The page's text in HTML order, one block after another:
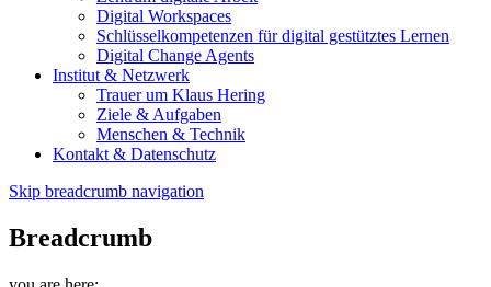
Digital Workspaces
Schlüsselkompetenzen für digital gestütztes Lernen
Digital Change Agents
Institut & Netzwerk
Trauer um Klaus Hering
Ziele & Aufgaben
Menschen & Technik
Kontakt & Datenschutz
Skip breadcrumb navigation
Breadcrumb